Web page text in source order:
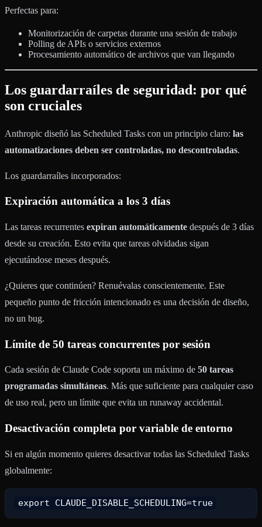
Perfectas para:
Monitorización de carpetas durante una sesión de trabajo
Polling de APIs o servicios externos
Procesamiento automático de archivos que van llegando
Los guardarraíles de seguridad: por qué
son cruciales
Anthropic diseñó las Scheduled Tasks con un principio claro: las
automatizaciones deben ser controladas, no descontroladas.
Los guardarraíles incorporados:
Expiración automática a los 3 días
Las tareas recurrentes expiran automáticamente después de 3 días
desde su creación. Esto evita que tareas olvidadas sigan
ejecutándose meses después.
¿Quieres que continúen? Renuévalas conscientemente. Este
pequeño punto de fricción intencionado es una decisión de diseño,
no un bug.
Límite de 50 tareas concurrentes por sesión
Cada sesión de Claude Code soporta un máximo de 50 tareas
programadas simultáneas. Más que suficiente para cualquier caso
de uso real, pero un límite que evita un runaway accidental.
Desactivación completa por variable de entorno
Si en algún momento quieres desactivar todas las Scheduled Tasks
globalmente:
export CLAUDE_DISABLE_SCHEDULING=true